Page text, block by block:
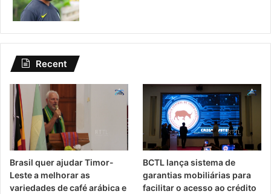
Recent
Brasil quer ajudar Timor-
Leste a melhorar as
variedades de café arábica e
BCTL lança sistema de
garantias mobiliárias para
facilitar o acesso ao crédito